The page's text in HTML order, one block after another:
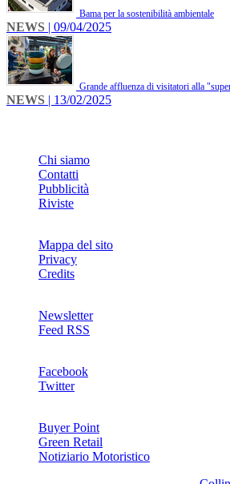
Bama per la sostenibilità ambientale
NEWS | 09/04/2025
Grande affluenza di visitatori alla
NEWS | 13/02/2025
Chi siamo
Contatti
Pubblicità
Riviste
Mappa del sito
Privacy
Credits
Newsletter
Feed RSS
Facebook
Twitter
Buyer Point
Green Retail
Notiziario Motoristico